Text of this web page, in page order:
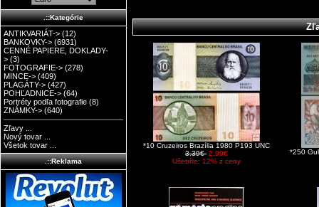
.::Kategórie
ANTIKVARIÁT-> (12)
BANKOVKY-> (6931)
CENNÉ PAPIERE, DOKLADY-
> (3)
FOTOGRAFIE-> (278)
MINCE-> (409)
PLAGÁTY-> (427)
POHĽADNICE-> (64)
Portréty podľa fotografie (8)
ZNÁMKY-> (640)
Zľavy ...
Nový tovar ...
Všetok tovar ...
.::Reklama
*10 Cruzeiros Brazília 1980 P193 UNC
3.39€ 2.99€
Ušetríte: 12% z ceny
*250